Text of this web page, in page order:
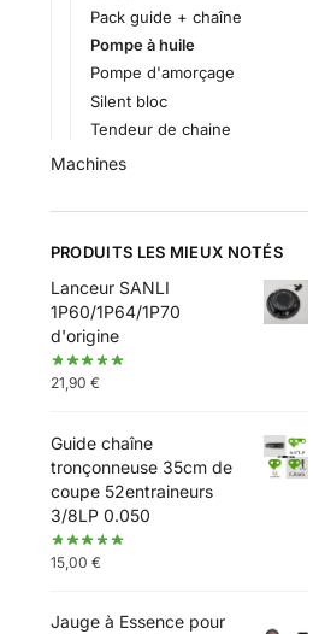
Pack guide + chaîne
Pompe à huile
Pompe d'amorçage
Silent bloc
Tendeur de chaine
Machines
PRODUITS LES MIEUX NOTÉS
Lanceur SANLI
1P60/1P64/1P70
d'origine
21,90 €
Guide chaîne
tronçonneuse 35cm de
coupe 52entraineurs
3/8LP 0.050
15,00 €
Jauge à Essence pour